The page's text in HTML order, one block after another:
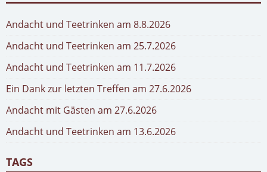
Andacht und Teetrinken am 8.8.2026
Andacht und Teetrinken am 25.7.2026
Andacht und Teetrinken am 11.7.2026
Ein Dank zur letzten Treffen am 27.6.2026
Andacht mit Gästen am 27.6.2026
Andacht und Teetrinken am 13.6.2026
TAGS